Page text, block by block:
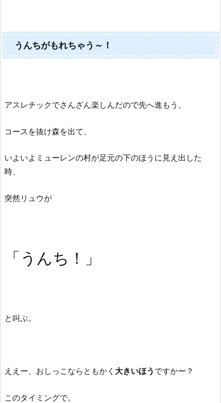
うんちがもれちゃう～！
アスレチックでさんざん楽しんだので先へ進もう。
コースを抜け森を出て、
いよいよミューレンの村が足元の下のほうに見え出した
時、
突然リュウが
「うんち！」
と叫ぶ。
ええー、おしっこならともかく 大きいほう ですかー？
このタイミングで。